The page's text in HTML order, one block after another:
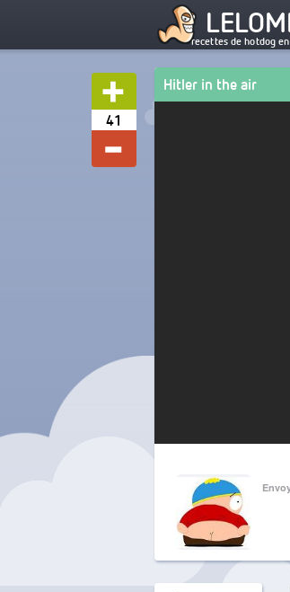
recettes de hotdog
41
Hitler in the air